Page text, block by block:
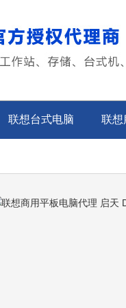
联想台式电脑 联想